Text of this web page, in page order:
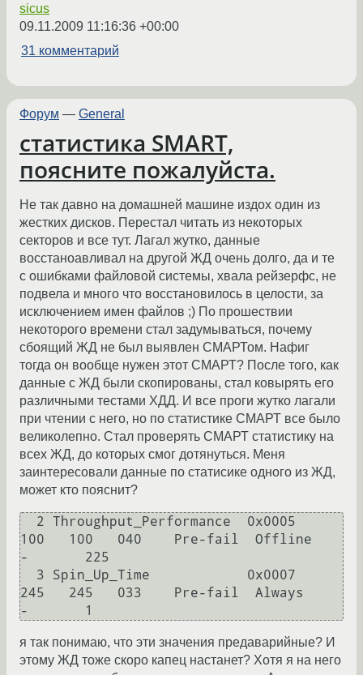
sicus
09.11.2009 11:16:36 +00:00
31 комментарий
Форум — General
статистика SMART,
поясните пожалуйста.
Не так давно на домашней машине издох один из
жестких дисков. Перестал читать из некоторых
секторов и все тут. Лагал жутко, данные
восстаноавливал на другой ЖД очень долго, да и те
с ошибками файловой системы, хвала рейзерфс, не
подвела и много что восстановилось в целости, за
исключением имен файлов ;) По прошествии
некоторого времени стал задумываться, почему
сбоящий ЖД не был выявлен СМАРТом. Нафиг
тогда он вообще нужен этот СМАРТ? После того, как
данные с ЖД были скопированы, стал ковырять его
различными тестами ХДД. И все проги жутко лагали
при чтении с него, но по статистике СМАРТ все было
великолепно. Стал проверять СМАРТ статистику на
всех ЖД, до которых смог дотянуться. Меня
заинтересовали данные по статисике одного из ЖД,
может кто пояснит?
100   100   040    Pre-fail  Offline
-       225
245   245   033    Pre-fail  Always
-       1
я так понимаю, что эти значения предаварийные? И
этому ЖД тоже скоро капец настанет? Хотя я на него